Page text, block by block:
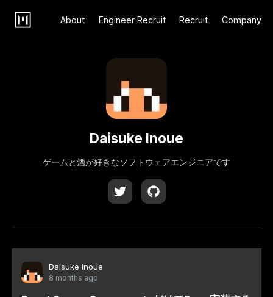
About Engineer Recruit Recruit Company
Daisuke Inoue
ゲームと酒が好きなソフトウェアエンジニアです
Daisuke Inoue
8 months ago